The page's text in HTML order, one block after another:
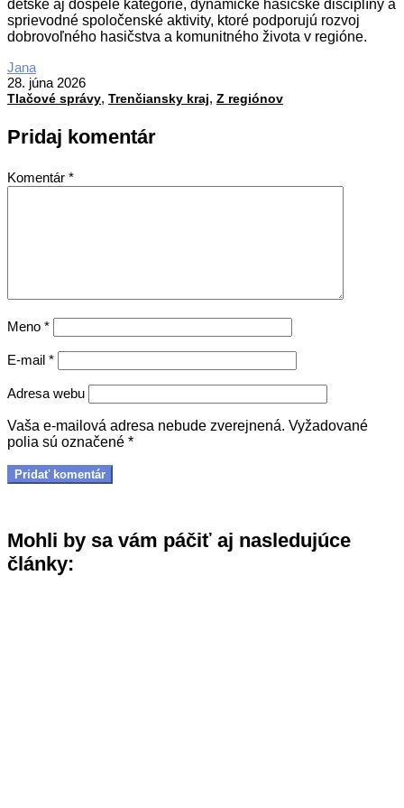
detské aj dospelé kategórie, dynamické hasičské disciplíny a
sprievodné spoločenské aktivity, ktoré podporujú rozvoj
dobrovoľného hasičstva a komunitného života v regióne.
2026-
06-
28
Jana
28. júna 2026
Tlačové správy, Trenčiansky kraj, Z regiónov
Pridaj komentár
Komentár *
Meno *
E-mail *
Adresa webu
Vaša e-mailová adresa nebude zverejnená. Vyžadované
polia sú označené *
Mohli by sa vám páčiť aj nasledujúce
články: